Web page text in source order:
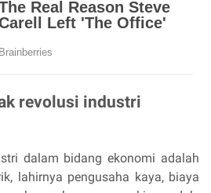
revolusi industri
dalam bidang ekonomi adalah
lahirnya pengusaha kaya, biaya